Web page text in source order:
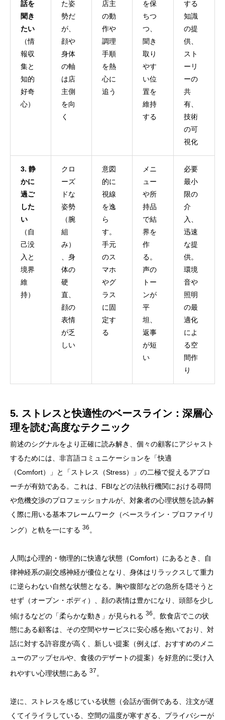
話を
聞き
たい
（情
報収
集と
知的
好奇
心）
た姿
勢だ
が、
顔や
身体
の軸
は店
主側
を向
く
店主
の動
作や
調理
手順
を熱
心に
追う
を保
ちつ
つ、
聞き
取り
やす
い位
置を
維持
する
する
知識
の提
供、
スト
ーリ
ーの
共
有、
技術
の可
視化
3. 静
かに
過ご
した
い
（自
己没
入と
境界
維
持）
クロ
ーズ
ドな
姿勢
（腕
組
み）
、身
体の
硬
直、
顔の
表情
が乏
しい
意図
的に
視線
を逸
ら
す。
手元
のス
マホ
やグ
ラス
に固
定す
る
メニ
ュー
や所
持品
で結
界を
作
る。
声の
トー
ンが
平
坦、
返事
が短
い
必要
最小
限の
介
入、
迅速
な提
供。
環境
音や
照明
の最
適化
によ
る空
間作
り
5. ストレスと快適性のベースライン：深層心
理を読む高度なテクニック
前述のシグナルをより正確に読み解き、個々の顧客にアジャスト
するためには、非言語コミュニケーションを「快適
（Comfort）」と「ストレス（Stress）」の二極で捉えるアプロ
ーチが有効である。これは、FBIなどの法執行機関における尋問
や危機交渉のプロフェッショナルが、対象者の心理状態を読み解
く際に用いる基本フレームワーク（ベースライン・プロファイリ
ング）と軌を一にする 36 。
人間は心理的・物理的に快適な状態（Comfort）にあるとき、自
律神経系の副交感神経が優位となり、身体はリラックスして重力
に逆らわない自然な状態となる。胸や腹部などの急所を隠そうと
せず（オープン・ボディ）、顔の表情は豊かになり、頭部を少し
傾けるなどの「柔らかな動き」が見られる 36 。飲食店でこの状
態にある顧客は、その空間やサービスに安心感を抱いており、対
話に対する許容度が高く、新しい提案（例えば、おすすめのメニ
ューのアップセルや、食後のデザートの提案）を好意的に受け入
れやすい心理状態にある 37 。
逆に、ストレスを感じている状態（会話が面倒である、注文が遅
くてイライラしている、空間の温度が寒すぎる、プライバシーが